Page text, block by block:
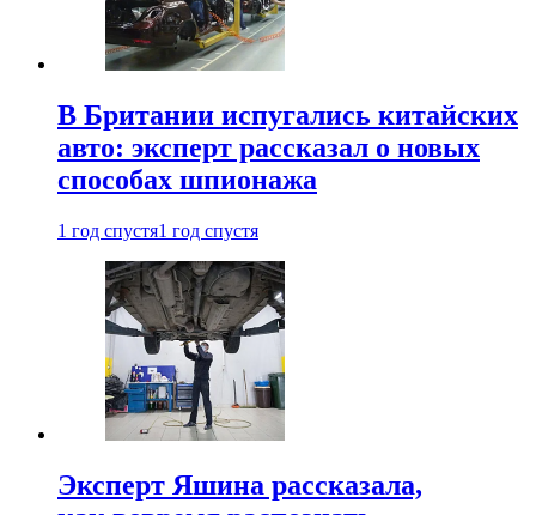
В Британии испугались китайских
авто: эксперт рассказал о новых
способах шпионажа
1 год спустя1 год спустя
Эксперт Яшина рассказала,